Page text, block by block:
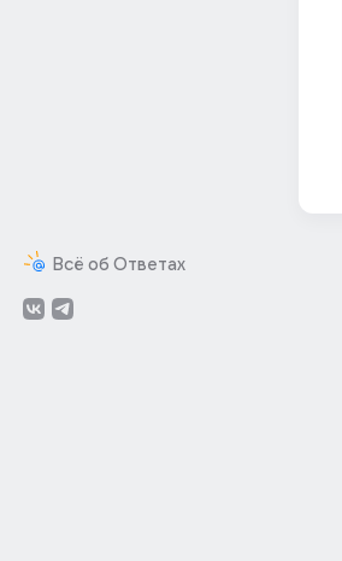
Всё об Ответах